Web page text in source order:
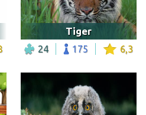
Tiger
24 175 6,3